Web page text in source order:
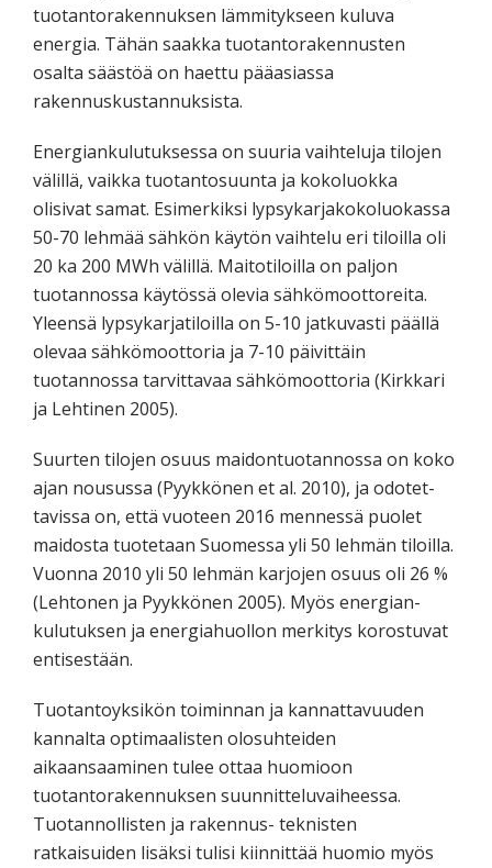
tuotantorakennuksen lämmitykseen kuluva
energia. Tähän saakka tuotantorakennusten
osalta säästöä on haettu pääasiassa
rakennuskustannuksista.
Energiankulutuksessa on suuria vaihteluja tilojen
välillä, vaikka tuotantosuunta ja kokoluokka
olisivat samat. Esimerkiksi lypsykarjakokoluokassa
50-70 lehmää sähkön käytön vaihtelu eri tiloilla oli
20 ka 200 MWh välillä. Maitotiloilla on paljon
tuotannossa käytössä olevia sähkömoottoreita.
Yleensä lypsykarjatiloilla on 5-10 jatkuvasti päällä
olevaa sähkömoottoria ja 7-10 päivittäin
tuotannossa tarvittavaa sähkömoottoria (Kirkkari
ja Lehtinen 2005).
Suurten tilojen osuus maidontuotannossa on koko
ajan nousussa (Pyykkönen et al. 2010), ja odotet-
tavissa on, että vuoteen 2016 mennessä puolet
maidosta tuotetaan Suomessa yli 50 lehmän tiloilla.
Vuonna 2010 yli 50 lehmän karjojen osuus oli 26 %
(Lehtonen ja Pyykkönen 2005). Myös energian-
kulutuksen ja energiahuollon merkitys korostuvat
entisestään.
Tuotantoyksikön toiminnan ja kannattavuuden
kannalta optimaalisten olosuhteiden
aikaansaaminen tulee ottaa huomioon
tuotantorakennuksen suunnitteluvaiheessa.
Tuotannollisten ja rakennus- teknisten
ratkaisuiden lisäksi tulisi kiinnittää huomio myös